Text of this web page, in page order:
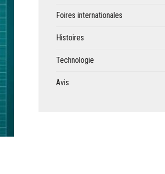
Foires internationales
Histoires
Technologie
Avis